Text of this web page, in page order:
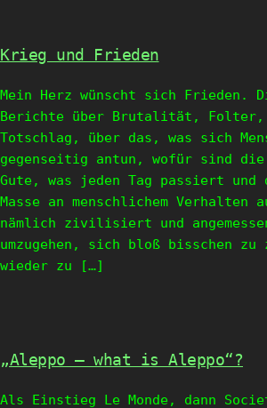
Krieg und Frieden
Mein Herz wünscht sich Frieden.
Berichte über Brutalität, Folter,
Totschlag, über das, was sich
gegenseitig antun, wofür sind die
Gute, was jeden Tag passiert und
Masse an menschlichem Verhalten
nämlich zivilisiert und
umzugehen, sich bloß bisschen
wieder zu […]
„Aleppo – what is Aleppo“?
Als Einstieg Le Monde, dann